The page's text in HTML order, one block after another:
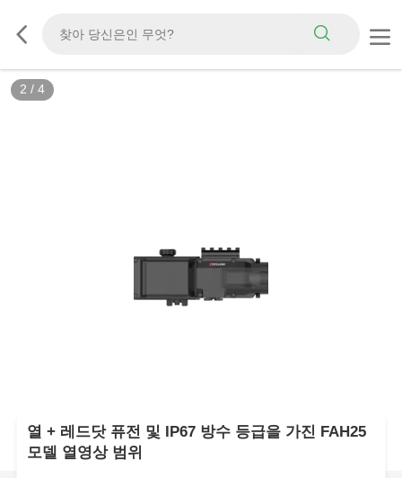
2 / 4
열 + 레드닷 퓨전 및 IP67 방수 등급을 가진 FAH25
모델 열영상 범위